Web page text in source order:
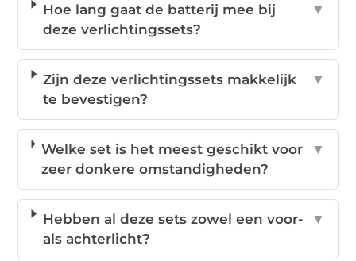
Hoe lang gaat de batterij mee bij
deze verlichtingssets?
▼
Zijn deze verlichtingssets makkelijk
te bevestigen?
▼
Welke set is het meest geschikt voor
zeer donkere omstandigheden?
▼
Hebben al deze sets zowel een voor-
als achterlicht?
▼